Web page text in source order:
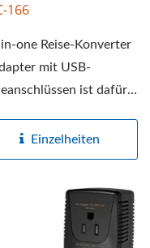
166
one Reise-Konverter
mit USB-
ist dafür
Einzelheiten